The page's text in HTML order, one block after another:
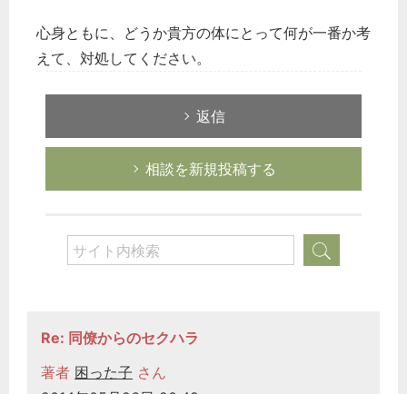
心身ともに、どうか貴方の体にとって何が一番か考
えて、対処してください。
返信
相談を新規投稿する
Re: 同僚からのセクハラ
著者 困った子 さん